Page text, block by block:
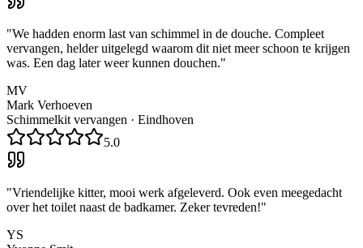
"We hadden enorm last van schimmel in de douche. Compleet
vervangen, helder uitgelegd waarom dit niet meer schoon te krijgen
was. Een dag later weer kunnen douchen."
MV
Mark Verhoeven
Schimmelkit vervangen · Eindhoven
5.0
"Vriendelijke kitter, mooi werk afgeleverd. Ook even meegedacht
over het toilet naast de badkamer. Zeker tevreden!"
YS